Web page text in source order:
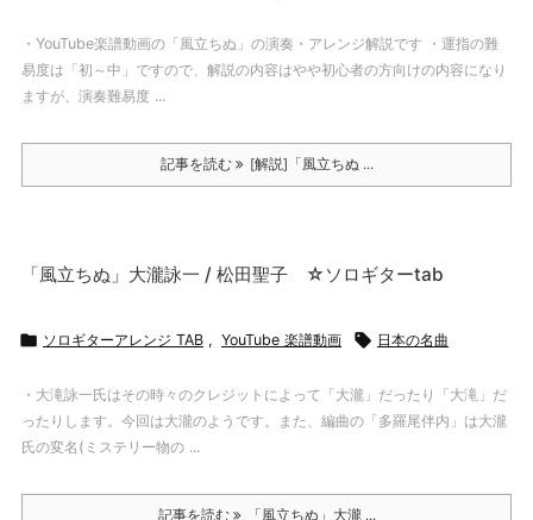
・YouTube楽譜動画の「風立ちぬ」の演奏・アレンジ解説です ・運指の難
易度は「初～中」ですので、解説の内容はやや初心者の方向けの内容になり
ますが、演奏難易度 ...
記事を読む [解説]「風立ちぬ ...
「風立ちぬ」大瀧詠一 / 松田聖子 ☆ソロギターtab
 ソロギターアレンジ TAB , YouTube 楽譜動画  日本の名曲
・大滝詠一氏はその時々のクレジットによって「大瀧」だったり「大滝」だ
ったりします。今回は大瀧のようです。また、編曲の「多羅尾伴内」は大瀧
氏の変名(ミステリー物の ...
記事を読む 「風立ちぬ」大瀧 ...